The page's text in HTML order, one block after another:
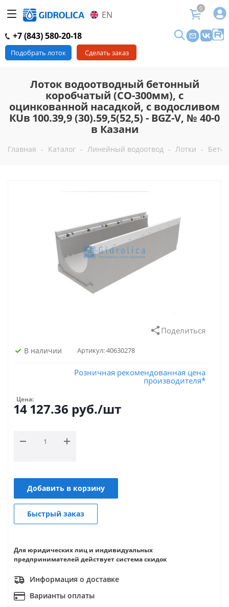
EN
0
+7 (843) 580-20-18
Подобрать лоток Сделать заказ
Лоток водоотводный бетонный
коробчатый (СО-300мм), с
оцинкованной насадкой, с водосливом
КUв 100.39,9 (30).59,5(52,5) - BGZ-V, № 40-0
в Казани
Главная - Каталог - Линейный водоотвод - Лотки -
Поделиться
В наличии Артикул:40630278
Розничная рекомендованная цена
производителя*
Цена:
14 127.36 руб./шт
Добавить в корзину
Быстрый заказ
Для юридических лиц и индивидуальных
предпринимателей действует система скидок
Информация о доставке
Варианты оплаты